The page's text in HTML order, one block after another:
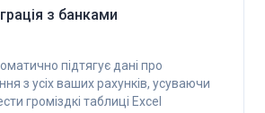
з банками
підтягує дані про
з усіх ваших рахунків, усуваючи
громіздкі таблиці Excel